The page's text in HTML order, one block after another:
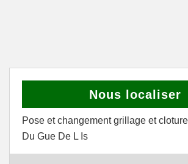
Nous localiser
Pose et changement grillage et
Du Gue De L Is